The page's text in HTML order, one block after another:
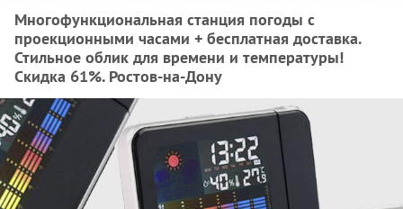
Многофункциональная станция погоды с
проекционными часами + бесплатная доставка.
Стильное облик для времени и температуры!
Скидка 61%. Ростов-на-Дону